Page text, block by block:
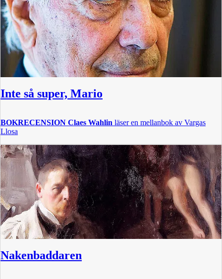
Inte så super, Mario
BOKRECENSION Claes Wahlin läser en mellanbok av Vargas
Llosa
Nakenbaddaren